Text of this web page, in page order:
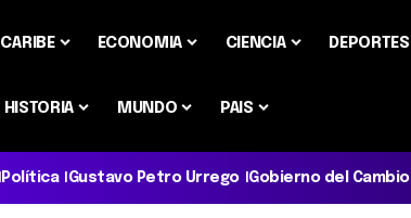
CARIBE ECONOMIA CIENCIA DEPORTES
HISTORIA MUNDO PAIS
Política Gustavo Petro Urrego Gobierno del Cambio